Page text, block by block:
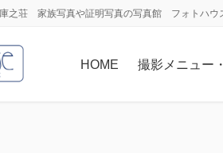
之荘 家族写真や証明写真の写真館 フォトハウ
HOME 撮影メニュー